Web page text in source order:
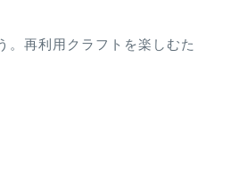
。再利用クラフトを楽しむた